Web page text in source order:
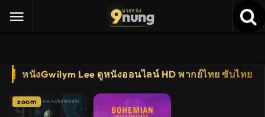
9นายหนัง
nung
หนังGwilym Lee ดูหนังออนไลน์ HD พากย์ไทย ซับไทย
zoom